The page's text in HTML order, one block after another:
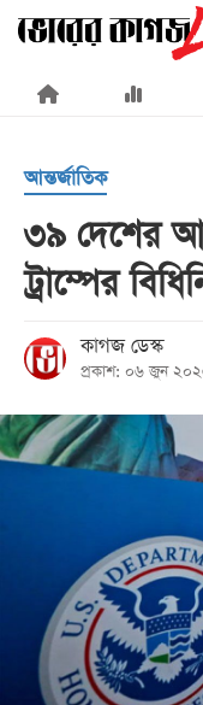
×
প্রচ্ছদ
জাতীয়
রাজনীতি
অর্থনীতি
আন্তর্জাতিক
বিনোদন
লাইফ
স্টাইল
আন্তর্জাতিক
৩৯ দেশের
ট্রাম্পের
কাগজ ডেস্ক
প্রকাশ: ০৬ জুন